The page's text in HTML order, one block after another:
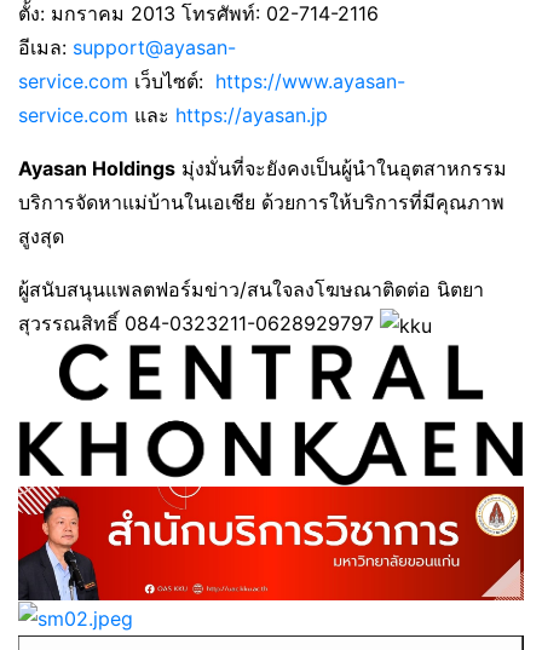
ตั้ง: มกราคม 2013 โทรศัพท์: 02-714-2116
อีเมล: support@ayasan-
service.com เว็บไซต์: https://www.ayasan-
service.com และ https://ayasan.jp
Ayasan Holdings มุ่งมั่นที่จะยังคงเป็นผู้นำในอุตสาหกรรม
บริการจัดหาแม่บ้านในเอเชีย ด้วยการให้บริการที่มีคุณภาพ
สูงสุด
ผู้สนับสนุนแพลตฟอร์มข่าว/สนใจลงโฆษณาติดต่อ นิตยา
สุวรรณสิทธิ์ 084-0323211-0628929797